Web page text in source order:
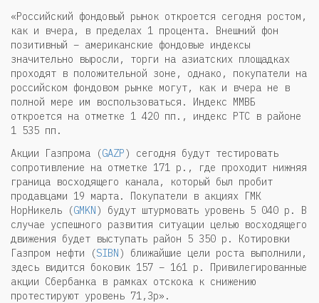
«Российский фондовый рынок откроется сегодня ростом,
как и вчера, в пределах 1 процента. Внешний фон
позитивный – американские фондовые индексы
значительно выросли, торги на азиатских площадках
проходят в положительной зоне, однако, покупатели на
российском фондовом рынке могут, как и вчера не в
полной мере им воспользоваться. Индекс ММВБ
откроется на отметке 1 420 пп., индекс РТС в районе
1 535 пп.
Акции Газпрома (GAZP) сегодня будут тестировать
сопротивление на отметке 171 р., где проходит нижняя
граница восходящего канала, который был пробит
продавцами 19 марта. Покупатели в акциях ГМК
НорНикель (GMKN) будут штурмовать уровень 5 040 р. В
случае успешного развития ситуации целью восходящего
движения будет выступать район 5 350 р. Котировки
Газпром нефти (SIBN) ближайшие цели роста выполнили,
здесь видится боковик 157 – 161 р. Привилегированные
акции Сбербанка в рамках отскока к снижению
протестируют уровень 71,3р».